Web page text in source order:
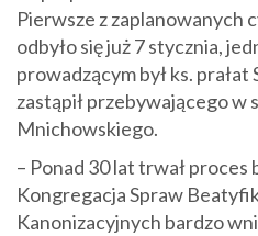
Pierwsze z zaplanowanych
odbyło się już 7 stycznia,
prowadzącym był ks.
zastąpił przebywającego w
Mnichowskiego.
– Ponad 30 lat trwał
Kongregacja Spraw
Kanonizacyjnych bardzo